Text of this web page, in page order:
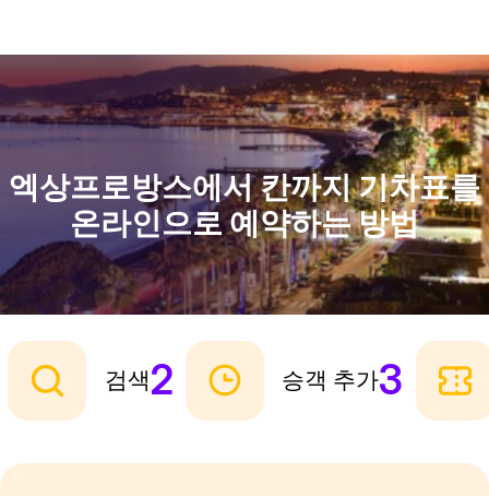
엑상프로방스에서 칸까지 기차표를
온라인으로 예약하는 방법
검색2 승객 추가3